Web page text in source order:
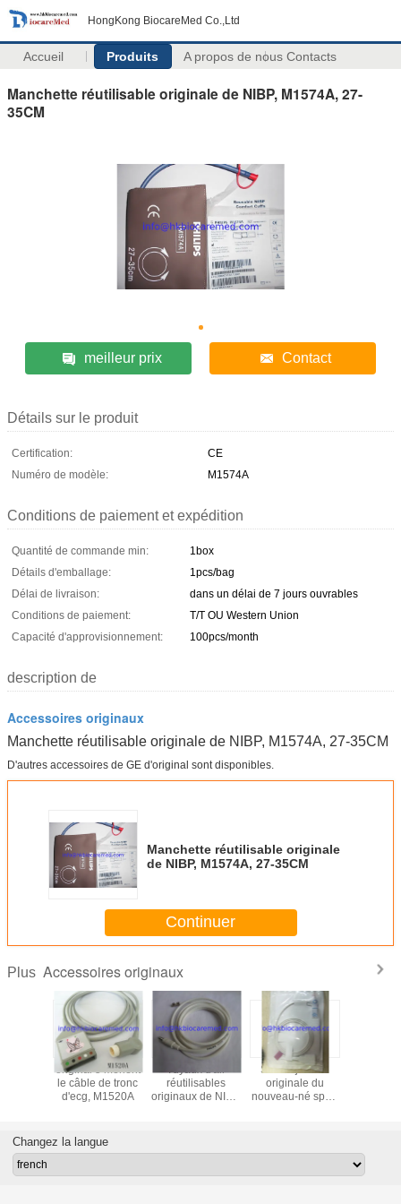
HongKong BiocareMed Co.,Ltd
Accueil Produits A propos de nous Contacts
Manchette réutilisable originale de NIBP, M1574A, 27-
35CM
meilleur prix Contact
Détails sur le produit
Certification:
CE
Numéro de modèle:
M1574A
Conditions de paiement et expédition
Quantité de commande min:
1box
Détails d'emballage:
1pcs/bag
Délai de livraison:
dans un délai de 7 jours ouvrables
Conditions de paiement:
T/T OU Western Union
Capacité d'approvisionnement:
100pcs/month
description de
Accessoires originaux
Manchette réutilisable originale de NIBP, M1574A, 27-35CM
D'autres accessoires de GE d'original sont disponibles.
Manchette réutilisable originale
de NIBP, M1574A, 27-35CM
Continuer
Plus Accessoires originaux
original 5 mènent
le câble de tronc
d'ecg, M1520A
Tuyaux d'air
réutilisables
originaux de NIBP,
Sonde jetable
originale du
nouveau-né spo2
Changez la langue